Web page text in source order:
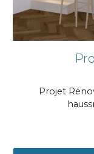
Projet